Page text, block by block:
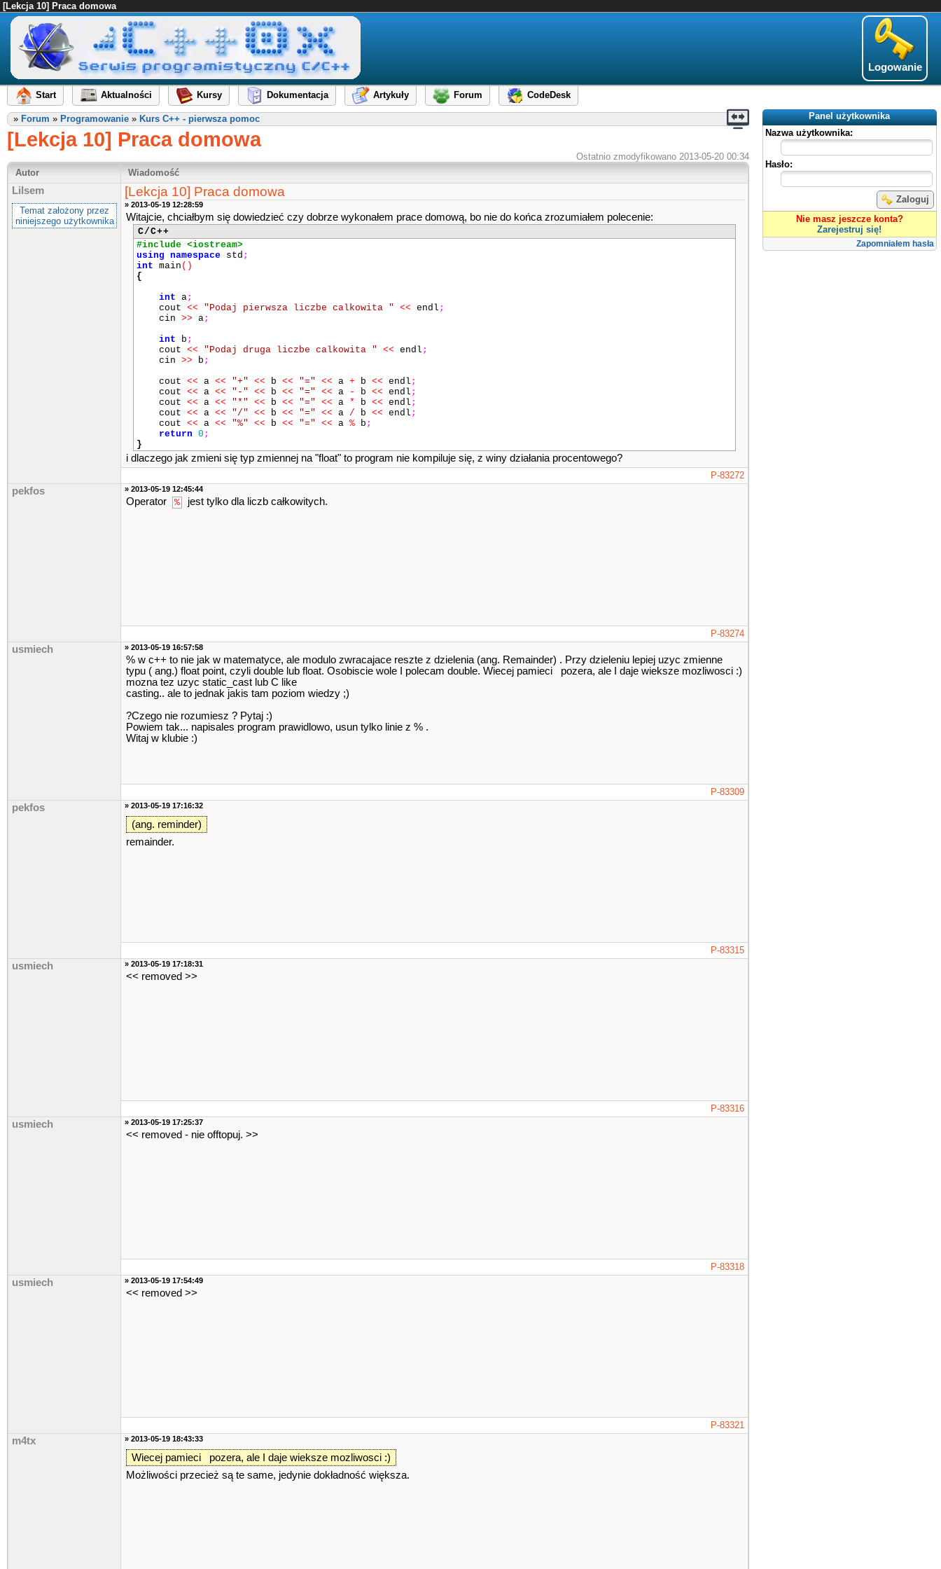
[Lekcja 10] Praca domowa
Logowanie
Start Aktualności Kursy Dokumentacja Artykuły Forum
CodeDesk
Panel użytkownika
Nazwa użytkownika:
Hasło:
Zaloguj
Nie masz jeszcze konta?
Zarejestruj się!
Zapomniałem hasła
» Forum » Programowanie » Kurs C++ - pierwsza pomoc
[Lekcja 10] Praca domowa
Ostatnio zmodyfikowano 2013-05-20 00:34
Autor
Wiadomość
Lilsem
Temat założony przez
niniejszego użytkownika
[Lekcja 10] Praca domowa
» 2013-05-19 12:28:59
Witajcie, chciałbym się dowiedzieć czy dobrze wykonałem prace domową, bo nie do końca zrozumiałem polecenie:
C/C++
#include <iostream>
using namespace std ;
int main ()
{
int a;
cout << "Podaj pierwsza liczbe calkowita " << endl ;
cin >> a;
int b ;
cout << "Podaj druga liczbe calkowita " << endl ;
cin >> b ;
cout << a << "+" << b << "=" << a + b << endl ;
cout << a << "-" << b << "=" << a - b << endl ;
cout << a << "*" << b << "=" << a * b << endl ;
cout << a << "/" << b << "=" << a / b << endl ;
cout << a << "%" << b << "=" << a % b ;
return 0 ;
}
i dlaczego jak zmieni się typ zmiennej na "float" to program nie kompiluje się, z winy działania procentowego?
P-83272
pekfos » 2013-05-19 12:45:44
Operator % jest tylko dla liczb całkowitych.
P-83274
usmiech » 2013-05-19 16:57:58
% w c++ to nie jak w matematyce, ale modulo zwracajace reszte z dzielenia (ang. Remainder) . Przy dzieleniu lepiej uzyc zmienne
typu ( ang.) float point, czyli double lub float. Osobiscie wole I polecam double. Wiecej pamieci pozera, ale I daje wieksze mozliwosci :)
mozna tez uzyc static_cast lub C like
casting.. ale to jednak jakis tam poziom wiedzy ;)
?Czego nie rozumiesz ? Pytaj :)
Powiem tak... napisales program prawidlowo, usun tylko linie z % .
Witaj w klubie :)
P-83309
pekfos » 2013-05-19 17:16:32
(ang. reminder)
remainder.
P-83315
usmiech » 2013-05-19 17:18:31
<< removed >>
P-83316
usmiech » 2013-05-19 17:25:37
<< removed - nie offtopuj. >>
P-83318
usmiech » 2013-05-19 17:54:49
<< removed >>
P-83321
m4tx » 2013-05-19 18:43:33
Wiecej pamieci pozera, ale I daje wieksze mozliwosci :)
Możliwości przecież są te same, jedynie dokładność większa.